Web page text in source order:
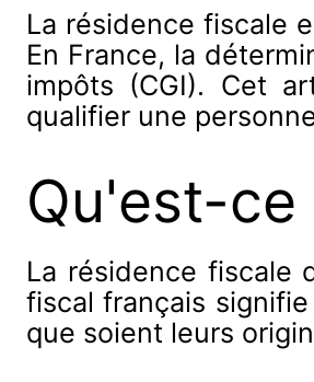
La résidence fiscale
En France, la
impôts (CGI). Cet
qualifier une
Qu'est-ce
La résidence fiscale
fiscal français
que soient leurs